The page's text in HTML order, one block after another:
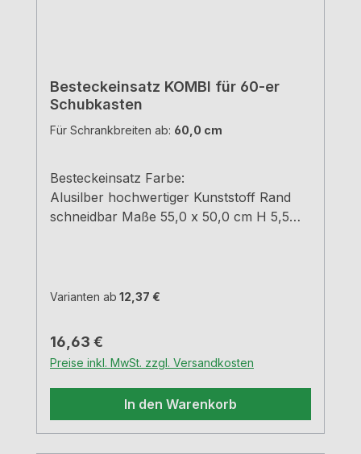
Besteckeinsatz KOMBI für 60-er
Schubkasten
Für Schrankbreiten ab: 60,0 cm
Besteckeinsatz Farbe:
Alusilber hochwertiger Kunststoff Rand
schneidbar Maße 55,0 x 50,0 cm H 5,5
Varianten ab 12,37 €
Regulärer Preis:
16,63 €
Preise inkl. MwSt. zzgl. Versandkosten
In den Warenkorb